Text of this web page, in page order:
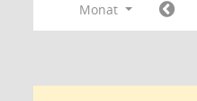
Monat